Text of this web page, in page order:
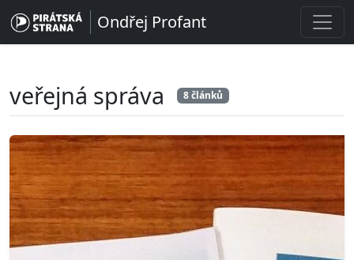
Ondřej Profant
veřejná správa 8 článků